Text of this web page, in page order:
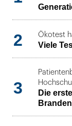
2 Ökotest
Viele
3
Die